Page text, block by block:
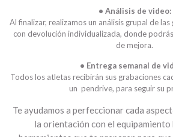
• Análisis de video:
Al finalizar, realizamos un análisis grupal de las
con devolución individualizada, donde
de mejora.
• Entrega semanal de
Todos los atletas recibirán sus grabaciones
un pendrive, para seguir su
Te ayudamos a perfeccionar cada
la orientación con el